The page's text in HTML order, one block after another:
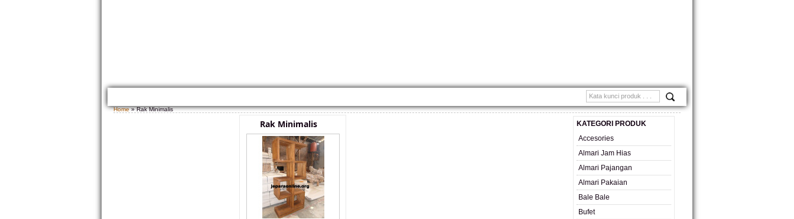
Home» Rak Minimalis
Rak Minimalis
KATEGORI PRODUK
Accesories
Almari Jam Hias
Almari Pajangan
Almari Pakaian
Bale Bale
Bufet